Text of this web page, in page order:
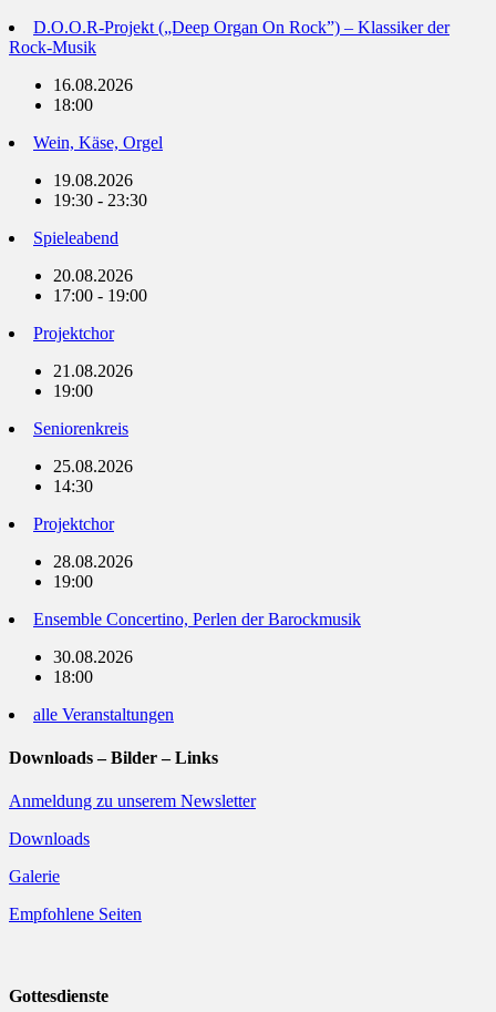
D.O.O.R-Projekt („Deep Organ On Rock”) – Klassiker der
Rock-Musik
16.08.2026
18:00
Wein, Käse, Orgel
19.08.2026
19:30 - 23:30
Spieleabend
20.08.2026
17:00 - 19:00
Projektchor
21.08.2026
19:00
Seniorenkreis
25.08.2026
14:30
Projektchor
28.08.2026
19:00
Ensemble Concertino, Perlen der Barockmusik
30.08.2026
18:00
alle Veranstaltungen
Downloads – Bilder – Links
Anmeldung zu unserem Newsletter
Downloads
Galerie
Empfohlene Seiten
Gottesdienste